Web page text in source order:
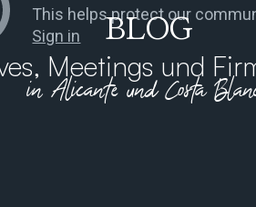
BLOG
Meetings und
in Alicante und Costa